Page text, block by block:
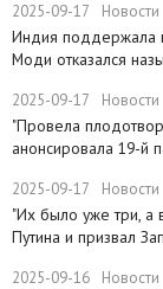
2025-09-17 Новости
​Индия поддержала
Моди отказался
2025-09-17 Новости
​"Провела
анонсировала 19-й
2025-09-17 Новости
​"Их было уже три, а
Путина и призвал
2025-09-16 Новости